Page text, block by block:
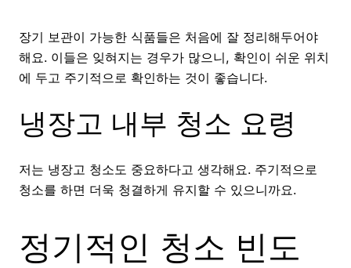
장기 보관이 가능한 식품들은 처음에 잘 정리해두어야
해요. 이들은 잊혀지는 경우가 많으니, 확인이 쉬운 위치
에 두고 주기적으로 확인하는 것이 좋습니다.
냉장고 내부 청소 요령
저는 냉장고 청소도 중요하다고 생각해요. 주기적으로
청소를 하면 더욱 청결하게 유지할 수 있으니까요.
정기적인 청소 빈도